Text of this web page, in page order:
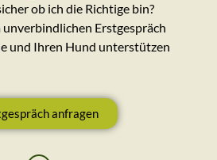
ob ich die Richtige bin?
unverbindlichen Erstgespräch
und Ihren Hund unterstützen
anfragen